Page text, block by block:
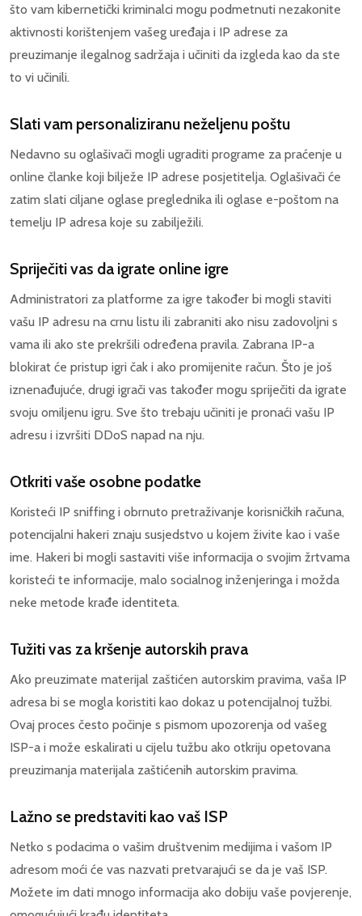
što vam kibernetički kriminalci mogu podmetnuti nezakonite
aktivnosti korištenjem vašeg uređaja i IP adrese za
preuzimanje ilegalnog sadržaja i učiniti da izgleda kao da ste
to vi učinili.
Slati vam personaliziranu neželjenu poštu
Nedavno su oglašivači mogli ugraditi programe za praćenje u
online članke koji bilježe IP adrese posjetitelja. Oglašivači će
zatim slati ciljane oglase preglednika ili oglase e-poštom na
temelju IP adresa koje su zabilježili.
Spriječiti vas da igrate online igre
Administratori za platforme za igre također bi mogli staviti
vašu IP adresu na crnu listu ili zabraniti ako nisu zadovoljni s
vama ili ako ste prekršili određena pravila. Zabrana IP-a
blokirat će pristup igri čak i ako promijenite račun. Što je još
iznenađujuće, drugi igrači vas također mogu spriječiti da igrate
svoju omiljenu igru. Sve što trebaju učiniti je pronaći vašu IP
adresu i izvršiti DDoS napad na nju.
Otkriti vaše osobne podatke
Koristeći IP sniffing i obrnuto pretraživanje korisničkih računa,
potencijalni hakeri znaju susjedstvo u kojem živite kao i vaše
ime. Hakeri bi mogli sastaviti više informacija o svojim žrtvama
koristeći te informacije, malo socialnog inženjeringa i možda
neke metode krađe identiteta.
Tužiti vas za kršenje autorskih prava
Ako preuzimate materijal zaštićen autorskim pravima, vaša IP
adresa bi se mogla koristiti kao dokaz u potencijalnoj tužbi.
Ovaj proces često počinje s pismom upozorenja od vašeg
ISP-a i može eskalirati u cijelu tužbu ako otkriju opetovana
preuzimanja materijala zaštićenih autorskim pravima.
Lažno se predstaviti kao vaš ISP
Netko s podacima o vašim društvenim medijima i vašom IP
adresom moći će vas nazvati pretvarajući se da je vaš ISP.
Možete im dati mnogo informacija ako dobiju vaše povjerenje,